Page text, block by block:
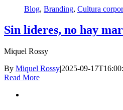
Blog, Branding, Cultura
Sin líderes, no hay
Miquel Rossy
By Miquel Rossy|2025-09-
Read More